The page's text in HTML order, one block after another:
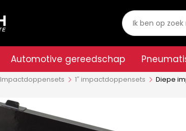
Automotive gereedschap
Impactdoppensets 1″ impactdoppensets Diepe